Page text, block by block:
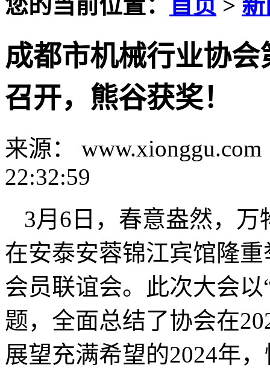
成都市机械行业协
召开，熊谷获奖！
来源： www.xionggu.com
22:32:59
3月6日，春意盎然，
在安泰安蓉锦江宾馆隆
会员联谊会。此次大会
题，全面总结了协会在
展望充满希望的2024年